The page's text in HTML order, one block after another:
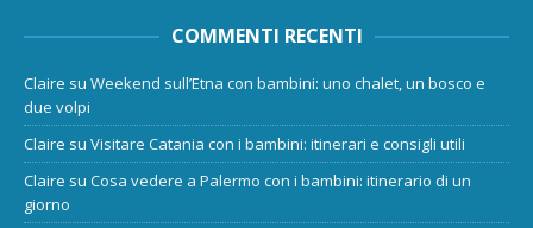
COMMENTI RECENTI
Claire su Weekend sull’Etna con bambini: uno chalet, un bosco e
due volpi
Claire su Visitare Catania con i bambini: itinerari e consigli utili
Claire su Cosa vedere a Palermo con i bambini: itinerario di un
giorno